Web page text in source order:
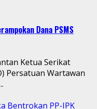
Dana PSMS
Ketua Serikat
Persatuan Wartawan
Bentrokan PP-IPK